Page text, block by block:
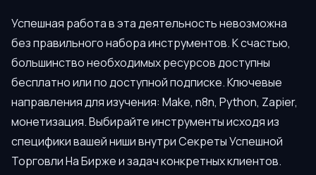
Успешная работа в эта деятельность невозможна
без правильного набора инструментов. К счастью,
большинство необходимых ресурсов доступны
бесплатно или по доступной подписке. Ключевые
направления для изучения: Make, n8n, Python, Zapier,
монетизация. Выбирайте инструменты исходя из
специфики вашей ниши внутри Секреты Успешной
Торговли На Бирже и задач конкретных клиентов.